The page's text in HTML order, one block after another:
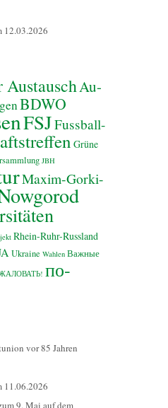
12.03.2026
Au-
BDWO
FSJFussball-
Grüne
JBH
Maxim-Gorki-
Rhein-Ruhr-Russland
Ukraine Wahlen Важные
по-
vor 85 Jahren
11.06.2026
9. Mai auf dem